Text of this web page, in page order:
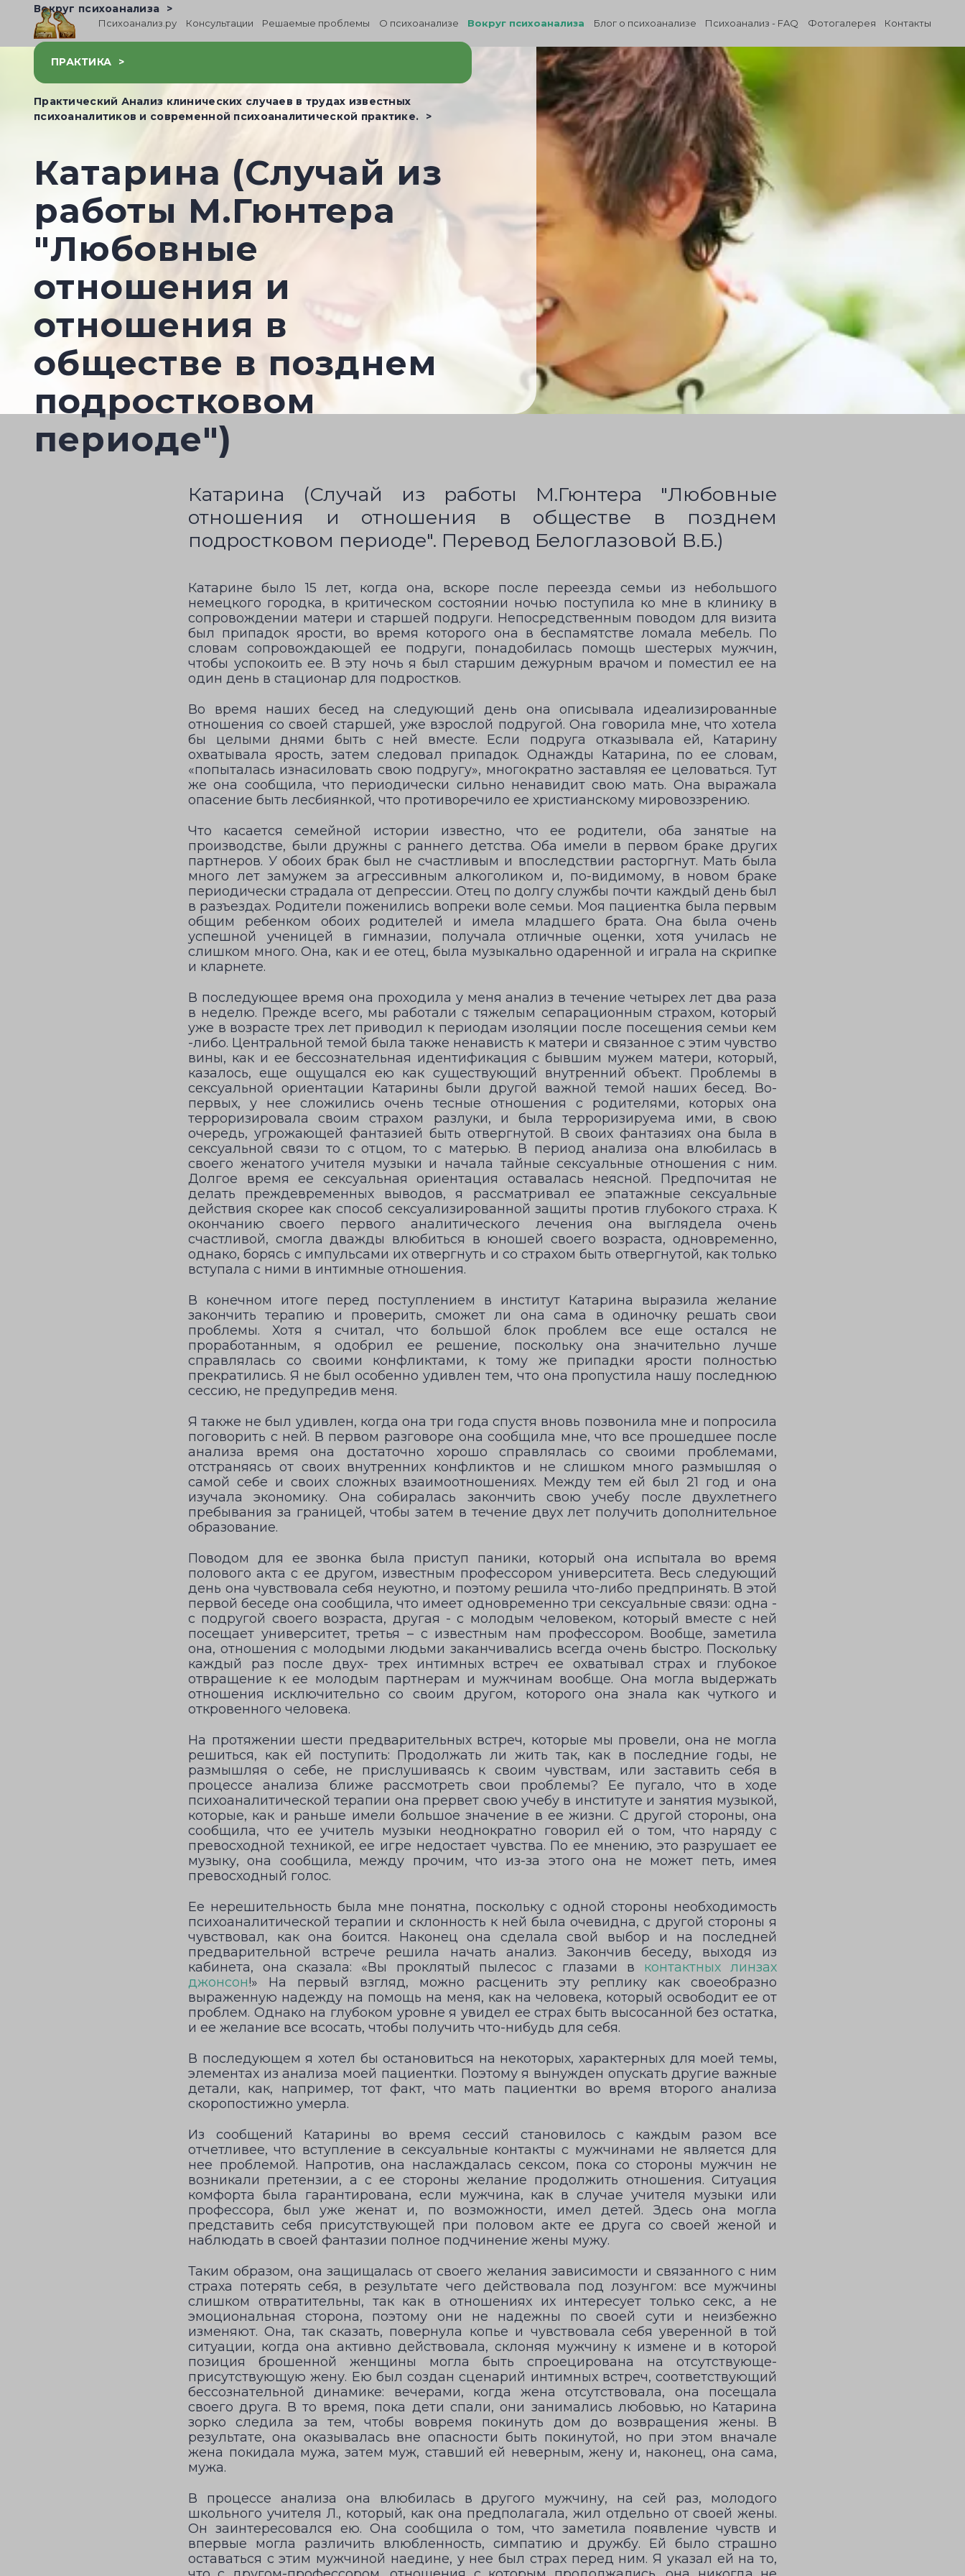
Психоанализ.ру Консультации Решаемые проблемы О психоанализе Вокруг психоанализа Блог о психоанализе Психоанализ - FAQ Фотогалерея Контакты
Вокруг психоанализа
ПРАКТИКА
Практический Анализ клинических случаев в трудах известных
психоаналитиков и современной психоаналитической практике.
Катарина (Случай из
работы М.Гюнтера
"Любовные
отношения и
отношения в
обществе в позднем
подростковом
периоде")
Катарина (Случай из работы М.Гюнтера "Любовные
отношения и отношения в обществе в позднем
подростковом периоде". Перевод Белоглазовой В.Б.)
Катарине было 15 лет, когда она, вскоре после переезда семьи из небольшого
немецкого городка, в критическом состоянии ночью поступила ко мне в клинику в
сопровождении матери и старшей подруги. Непосредственным поводом для визита
был припадок ярости, во время которого она в беспамятстве ломала мебель. По
словам сопровождающей ее подруги, понадобилась помощь шестерых мужчин,
чтобы успокоить ее. В эту ночь я был старшим дежурным врачом и поместил ее на
один день в стационар для подростков.
Во время наших бесед на следующий день она описывала идеализированные
отношения со своей старшей, уже взрослой подругой. Она говорила мне, что хотела
бы целыми днями быть с ней вместе. Если подруга отказывала ей, Катарину
охватывала ярость, затем следовал припадок. Однажды Катарина, по ее словам,
«попыталась изнасиловать свою подругу», многократно заставляя ее целоваться. Тут
же она сообщила, что периодически сильно ненавидит свою мать. Она выражала
опасение быть лесбиянкой, что противоречило ее христианскому мировоззрению.
Что касается семейной истории известно, что ее родители, оба занятые на
производстве, были дружны с раннего детства. Оба имели в первом браке других
партнеров. У обоих брак был не счастливым и впоследствии расторгнут. Мать была
много лет замужем за агрессивным алкоголиком и, по-видимому, в новом браке
периодически страдала от депрессии. Отец по долгу службы почти каждый день был
в разъездах. Родители поженились вопреки воле семьи. Моя пациентка была первым
общим ребенком обоих родителей и имела младшего брата. Она была очень
успешной ученицей в гимназии, получала отличные оценки, хотя училась не
слишком много. Она, как и ее отец, была музыкально одаренной и играла на скрипке
и кларнете.
В последующее время она проходила у меня анализ в течение четырех лет два раза
в неделю. Прежде всего, мы работали с тяжелым сепарационным страхом, который
уже в возрасте трех лет приводил к периодам изоляции после посещения семьи кем
-либо. Центральной темой была также ненависть к матери и связанное с этим чувство
вины, как и ее бессознательная идентификация с бывшим мужем матери, который,
казалось, еще ощущался ею как существующий внутренний объект. Проблемы в
сексуальной ориентации Катарины были другой важной темой наших бесед. Во-
первых, у нее сложились очень тесные отношения с родителями, которых она
терроризировала своим страхом разлуки, и была терроризируема ими, в свою
очередь, угрожающей фантазией быть отвергнутой. В своих фантазиях она была в
сексуальной связи то с отцом, то с матерью. В период анализа она влюбилась в
своего женатого учителя музыки и начала тайные сексуальные отношения с ним.
Долгое время ее сексуальная ориентация оставалась неясной. Предпочитая не
делать преждевременных выводов, я рассматривал ее эпатажные сексуальные
действия скорее как способ сексуализированной защиты против глубокого страха. К
окончанию своего первого аналитического лечения она выглядела очень
счастливой, смогла дважды влюбиться в юношей своего возраста, одновременно,
однако, борясь с импульсами их отвергнуть и со страхом быть отвергнутой, как только
вступала с ними в интимные отношения.
В конечном итоге перед поступлением в институт Катарина выразила желание
закончить терапию и проверить, сможет ли она сама в одиночку решать свои
проблемы. Хотя я считал, что большой блок проблем все еще остался не
проработанным, я одобрил ее решение, поскольку она значительно лучше
справлялась со своими конфликтами, к тому же припадки ярости полностью
прекратились. Я не был особенно удивлен тем, что она пропустила нашу последнюю
сессию, не предупредив меня.
Я также не был удивлен, когда она три года спустя вновь позвонила мне и попросила
поговорить с ней. В первом разговоре она сообщила мне, что все прошедшее после
анализа время она достаточно хорошо справлялась со своими проблемами,
отстраняясь от своих внутренних конфликтов и не слишком много размышляя о
самой себе и своих сложных взаимоотношениях. Между тем ей был 21 год и она
изучала экономику. Она собиралась закончить свою учебу после двухлетнего
пребывания за границей, чтобы затем в течение двух лет получить дополнительное
образование.
Поводом для ее звонка была приступ паники, который она испытала во время
полового акта с ее другом, известным профессором университета. Весь следующий
день она чувствовала себя неуютно, и поэтому решила что-либо предпринять. В этой
первой беседе она сообщила, что имеет одновременно три сексуальные связи: одна -
с подругой своего возраста, другая - с молодым человеком, который вместе с ней
посещает университет, третья – с известным нам профессором. Вообще, заметила
она, отношения с молодыми людьми заканчивались всегда очень быстро. Поскольку
каждый раз после двух- трех интимных встреч ее охватывал страх и глубокое
отвращение к ее молодым партнерам и мужчинам вообще. Она могла выдержать
отношения исключительно со своим другом, которого она знала как чуткого и
откровенного человека.
На протяжении шести предварительных встреч, которые мы провели, она не могла
решиться, как ей поступить: Продолжать ли жить так, как в последние годы, не
размышляя о себе, не прислушиваясь к своим чувствам, или заставить себя в
процессе анализа ближе рассмотреть свои проблемы? Ее пугало, что в ходе
психоаналитической терапии она прервет свою учебу в институте и занятия музыкой,
которые, как и раньше имели большое значение в ее жизни. С другой стороны, она
сообщила, что ее учитель музыки неоднократно говорил ей о том, что наряду с
превосходной техникой, ее игре недостает чувства. По ее мнению, это разрушает ее
музыку, она сообщила, между прочим, что из-за этого она не может петь, имея
превосходный голос.
Ее нерешительность была мне понятна, поскольку с одной стороны необходимость
психоаналитической терапии и склонность к ней была очевидна, с другой стороны я
чувствовал, как она боится. Наконец она сделала свой выбор и на последней
предварительной встрече решила начать анализ. Закончив беседу, выходя из
кабинета, она сказала: «Вы проклятый пылесос с глазами в контактных линзах
джонсон!» На первый взгляд, можно расценить эту реплику как своеобразно
выраженную надежду на помощь на меня, как на человека, который освободит ее от
проблем. Однако на глубоком уровне я увидел ее страх быть высосанной без остатка,
и ее желание все всосать, чтобы получить что-нибудь для себя.
В последующем я хотел бы остановиться на некоторых, характерных для моей темы,
элементах из анализа моей пациентки. Поэтому я вынужден опускать другие важные
детали, как, например, тот факт, что мать пациентки во время второго анализа
скоропостижно умерла.
Из сообщений Катарины во время сессий становилось с каждым разом все
отчетливее, что вступление в сексуальные контакты с мужчинами не является для
нее проблемой. Напротив, она наслаждалась сексом, пока со стороны мужчин не
возникали претензии, а с ее стороны желание продолжить отношения. Ситуация
комфорта была гарантирована, если мужчина, как в случае учителя музыки или
профессора, был уже женат и, по возможности, имел детей. Здесь она могла
представить себя присутствующей при половом акте ее друга со своей женой и
наблюдать в своей фантазии полное подчинение жены мужу.
Таким образом, она защищалась от своего желания зависимости и связанного с ним
страха потерять себя, в результате чего действовала под лозунгом: все мужчины
слишком отвратительны, так как в отношениях их интересует только секс, а не
эмоциональная сторона, поэтому они не надежны по своей сути и неизбежно
изменяют. Она, так сказать, повернула копье и чувствовала себя уверенной в той
ситуации, когда она активно действовала, склоняя мужчину к измене и в которой
позиция брошенной женщины могла быть спроецирована на отсутствующе-
присутствующую жену. Ею был создан сценарий интимных встреч, соответствующий
бессознательной динамике: вечерами, когда жена отсутствовала, она посещала
своего друга. В то время, пока дети спали, они занимались любовью, но Катарина
зорко следила за тем, чтобы вовремя покинуть дом до возвращения жены. В
результате, она оказывалась вне опасности быть покинутой, но при этом вначале
жена покидала мужа, затем муж, ставший ей неверным, жену и, наконец, она сама,
мужа.
В процессе анализа она влюбилась в другого мужчину, на сей раз, молодого
школьного учителя Л., который, как она предполагала, жил отдельно от своей жены.
Он заинтересовался ею. Она сообщила о том, что заметила появление чувств и
впервые могла различить влюбленность, симпатию и дружбу. Ей было страшно
оставаться с этим мужчиной наедине, у нее был страх перед ним. Я указал ей на то,